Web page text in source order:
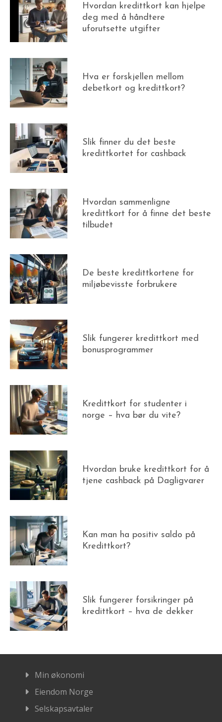
Hvordan kredittkort kan hjelpe
deg med å håndtere
uforutsette utgifter
Hva er forskjellen mellom
debetkort og kredittkort?
Slik finner du det beste
kredittkortet for cashback
Hvordan sammenligne
kredittkort for å finne det beste
tilbudet
De beste kredittkortene for
miljøbevisste forbrukere
Slik fungerer kredittkort med
bonusprogrammer
Kredittkort for studenter i
norge – hva bør du vite?
Hvordan bruke kredittkort for å
tjene cashback på Dagligvarer
Kan man ha positiv saldo på
Kredittkort?
Slik fungerer forsikringer på
kredittkort – hva de dekker
Min økonomi
Eiendom Norge
Selskapsavtaler